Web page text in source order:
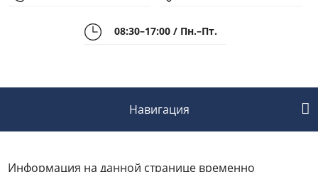
08:30–17:00 / Пн.–Пт.
Навигация
Информация на данной странице временно